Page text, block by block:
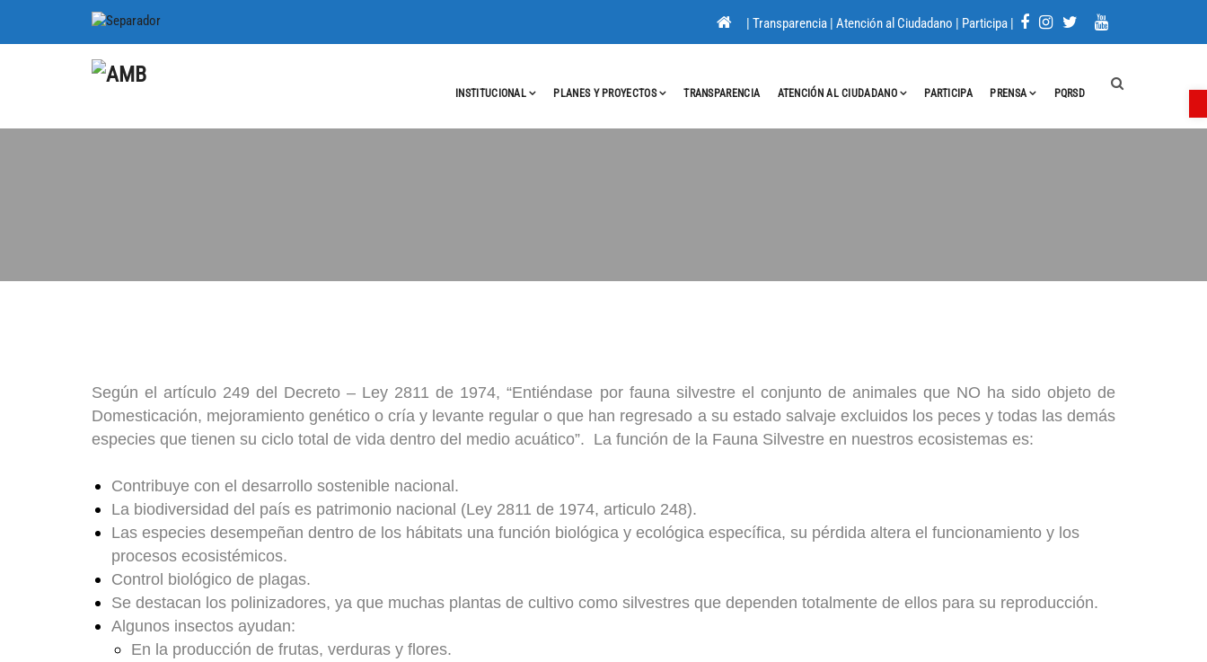
| Transparencia | Atención al Ciudadano | Participa |
INSTITUCIONAL PLANES Y PROYECTOS TRANSPARENCIA ATENCIÓN AL CIUDADANO PARTICIPA PRENSA PQRSD
Según el artículo 249 del Decreto – Ley 2811 de 1974, “Entiéndase por fauna silvestre el conjunto de animales que NO ha sido objeto de
Domesticación, mejoramiento genético o cría y levante regular o que han regresado a su estado salvaje excluidos los peces y todas las demás
especies que tienen su ciclo total de vida dentro del medio acuático”. La función de la Fauna Silvestre en nuestros ecosistemas es:
Contribuye con el desarrollo sostenible nacional.
La biodiversidad del país es patrimonio nacional (Ley 2811 de 1974, articulo 248).
Las especies desempeñan dentro de los hábitats una función biológica y ecológica específica, su pérdida altera el funcionamiento y los
procesos ecosistémicos.
Control biológico de plagas.
Se destacan los polinizadores, ya que muchas plantas de cultivo como silvestres que dependen totalmente de ellos para su reproducción.
Algunos insectos ayudan:
En la producción de frutas, verduras y flores.